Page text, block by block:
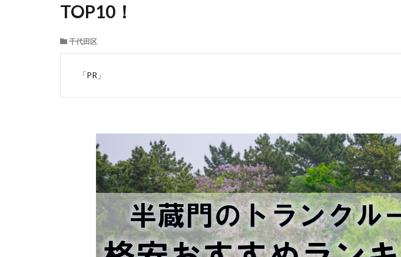
TOP10！
千代田区
「PR」